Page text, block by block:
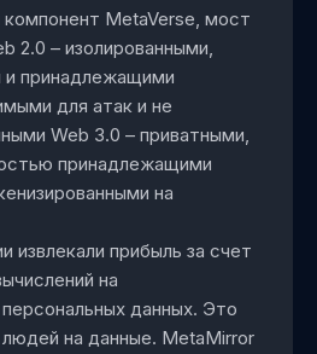
MetaVerse, мост
2.0 – изолированными,
и принадлежащими
для атак и не
Web 3.0 – приватными,
принадлежащими
на
извлекали прибыль за счет
на
данных. Это
на данные. MetaMirror